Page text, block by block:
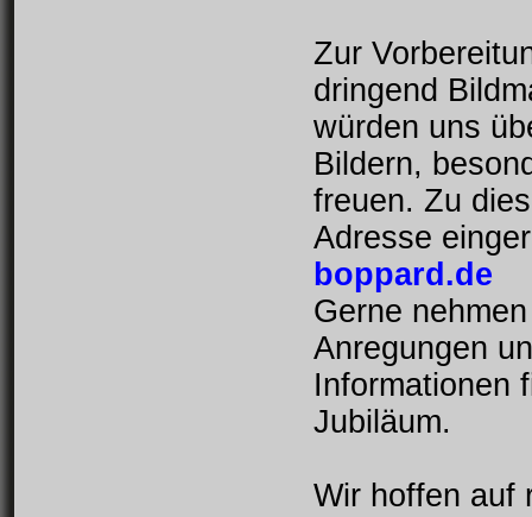
Zur
dringend
würden uns
Bildern,
freuen. Zu
Adresse
boppard.de
Gerne
Anregungen
Informationen
Jubiläum.
Wir hoffen auf